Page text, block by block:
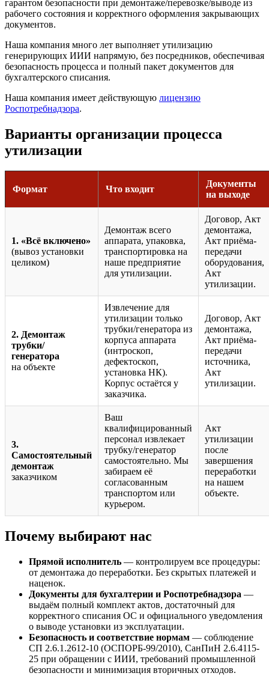
гарантом безопасности при демонтаже/перевозке/выводе из
рабочего состояния и корректного оформления закрывающих
документов.
Наша компания много лет выполняет утилизацию
генерирующих ИИИ напрямую, без посредников, обеспечивая
безопасность процесса и полный пакет документов для
бухгалтерского списания.
Наша компания имеет действующую лицензию
Роспотребнадзора.
Варианты организации процесса
утилизации
Формат Что входит
Документы
на выходе
1. «Всё включено»
(вывоз установки
целиком)
Демонтаж всего
аппарата, упаковка,
транспортировка на
наше предприятие
для утилизации.
Договор, Акт
демонтажа,
Акт приёма-
передачи
оборудования,
Акт
утилизации.
2. Демонтаж
трубки/
генератора
на объекте
Извлечение для
утилизации только
трубки/генератора из
корпуса аппарата
(интроскоп,
дефектоскоп,
установка НК).
Корпус остаётся у
заказчика.
Договор, Акт
демонтажа,
Акт приёма-
передачи
источника,
Акт
утилизации.
3.
Самостоятельный
демонтаж
заказчиком
Ваш
квалифицированный
персонал извлекает
трубку/генератор
самостоятельно. Мы
забираем её
согласованным
транспортом или
курьером.
Акт
утилизации
после
завершения
переработки
на нашем
объекте.
Почему выбирают нас
Прямой исполнитель — контролируем все процедуры:
от демонтажа до переработки. Без скрытых платежей и
наценок.
Документы для бухгалтерии и Роспотребнадзора —
выдаём полный комплект актов, достаточный для
корректного списания ОС и официального уведомления
о выводе установки из эксплуатации.
Безопасность и соответствие нормам — соблюдение
СП 2.6.1.2612-10 (ОСПОРБ-99/2010), СанПиН 2.6.4115-
25 при обращении с ИИИ, требований промышленной
безопасности и минимизация вторичных отходов.